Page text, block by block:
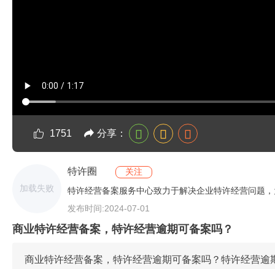
1751 分享：
加载失败
特许圈
关注
特许经营备案服务中心致力于解决企业特许经营问题
发布时间:2024-07-01
商业特许经营备案，特许经营逾期可备案吗？
商业特许经营备案，特许经营逾期可备案吗？ 特许经营逾